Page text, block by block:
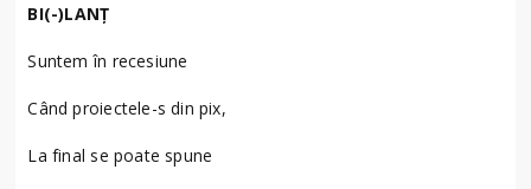
BI(-)LANȚ
Suntem în recesiune
Când proiectele-s din pix,
La final se poate spune